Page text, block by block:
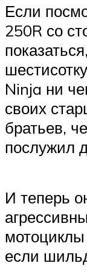
Если
250R со
Ninja ни
своих
братьев,
послужил
И теперь
если